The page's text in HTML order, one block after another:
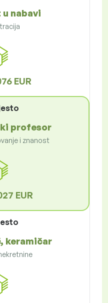
nabavi
EUR
profesor
i znanost
EUR
keramičar